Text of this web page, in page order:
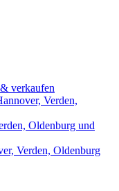
verkaufen
Verden,
Oldenburg und
Verden, Oldenburg